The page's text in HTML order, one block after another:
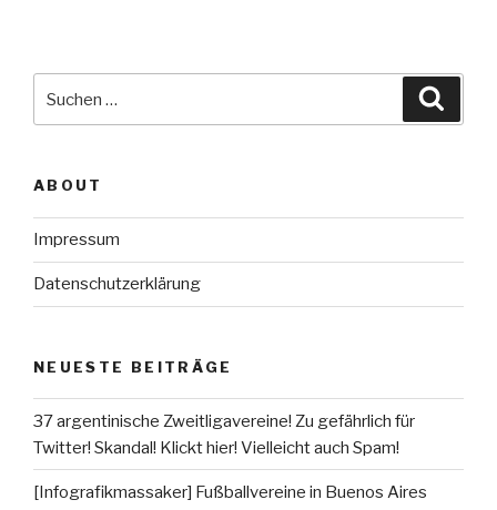
nach:
ABOUT
Impressum
Datenschutzerklärung
NEUESTE BEITRÄGE
37 argentinische Zweitligavereine! Zu gefährlich für
Twitter! Skandal! Klickt hier! Vielleicht auch Spam!
[Infografikmassaker] Fußballvereine in Buenos Aires